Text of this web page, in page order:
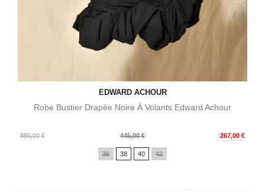
EDWARD ACHOUR
Robe Bustier Drapée Noire À Volants Edward Achour
885,00 €
Prix
445,00 € 267,00 €
Prix
36 38 40 42